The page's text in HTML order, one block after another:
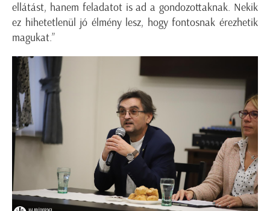
ellátást, hanem feladatot is ad a gondozottaknak. Nekik
ez hihetetlenül jó élmény lesz, hogy fontosnak érezhetik
magukat.”